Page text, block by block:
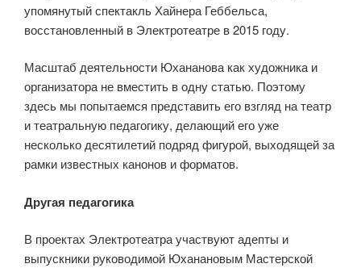
упомянутый спектакль Хайнера Геббельса,
восстановленный в Электротеатре в 2015 году.
Масштаб деятельности Юхананова как художника и
организатора не вместить в одну статью. Поэтому
здесь мы попытаемся представить его взгляд на театр
и театральную педагогику, делающий его уже
несколько десятилетий подряд фигурой, выходящей за
рамки известных канонов и форматов.
Другая педагогика
В проектах Электротеатра участвуют адепты и
выпускники руководимой Юханановым Мастерской